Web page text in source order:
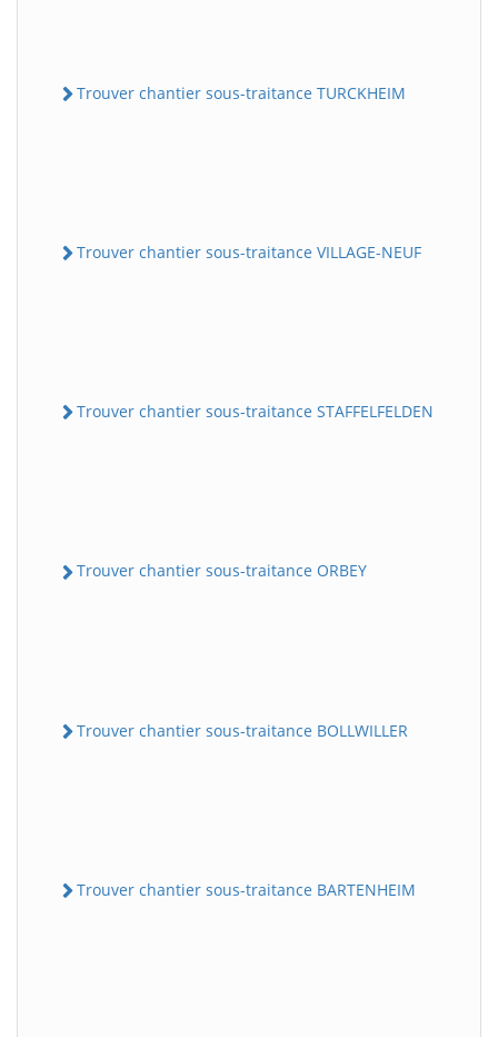
Trouver chantier sous-traitance TURCKHEIM
Trouver chantier sous-traitance VILLAGE-NEUF
Trouver chantier sous-traitance STAFFELFELDEN
Trouver chantier sous-traitance ORBEY
Trouver chantier sous-traitance BOLLWILLER
Trouver chantier sous-traitance BARTENHEIM